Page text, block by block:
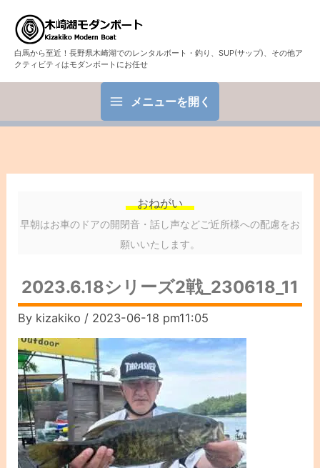
白馬から至近！長野県木崎湖でのレンタルボート・釣り、SUP(サップ)、その他ア
クティビティはモダンボートにお任せ
メニューを開く
おねがい
早朝はお車のドアの開閉音・話し声などご近所様への配慮をお
願いいたします。
2023.6.18シリーズ2戦_230618_11
By kizakiko / 2023-06-18 pm11:05